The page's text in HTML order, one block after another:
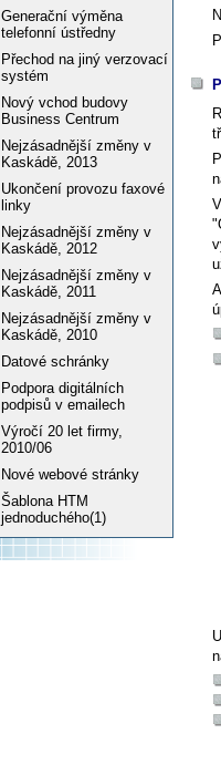
Generační výměna
telefonní ústředny
Přechod na jiný verzovací
systém
Nový vchod budovy
Business Centrum
Nejzásadnější změny v
Kaskádě, 2013
Ukončení provozu faxové
linky
Nejzásadnější změny v
Kaskádě, 2012
Nejzásadnější změny v
Kaskádě, 2011
Nejzásadnější změny v
Kaskádě, 2010
Datové schránky
Podpora digitálních
podpisů v emailech
Výročí 20 let firmy,
2010/06
Nové webové stránky
Šablona HTM
jednoduchého(1)